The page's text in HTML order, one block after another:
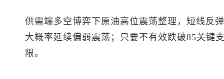
供需端多空博弈下原油高位震荡整理，短线反
大概率延续偏弱震荡；只要不有效跌破85关键
限。